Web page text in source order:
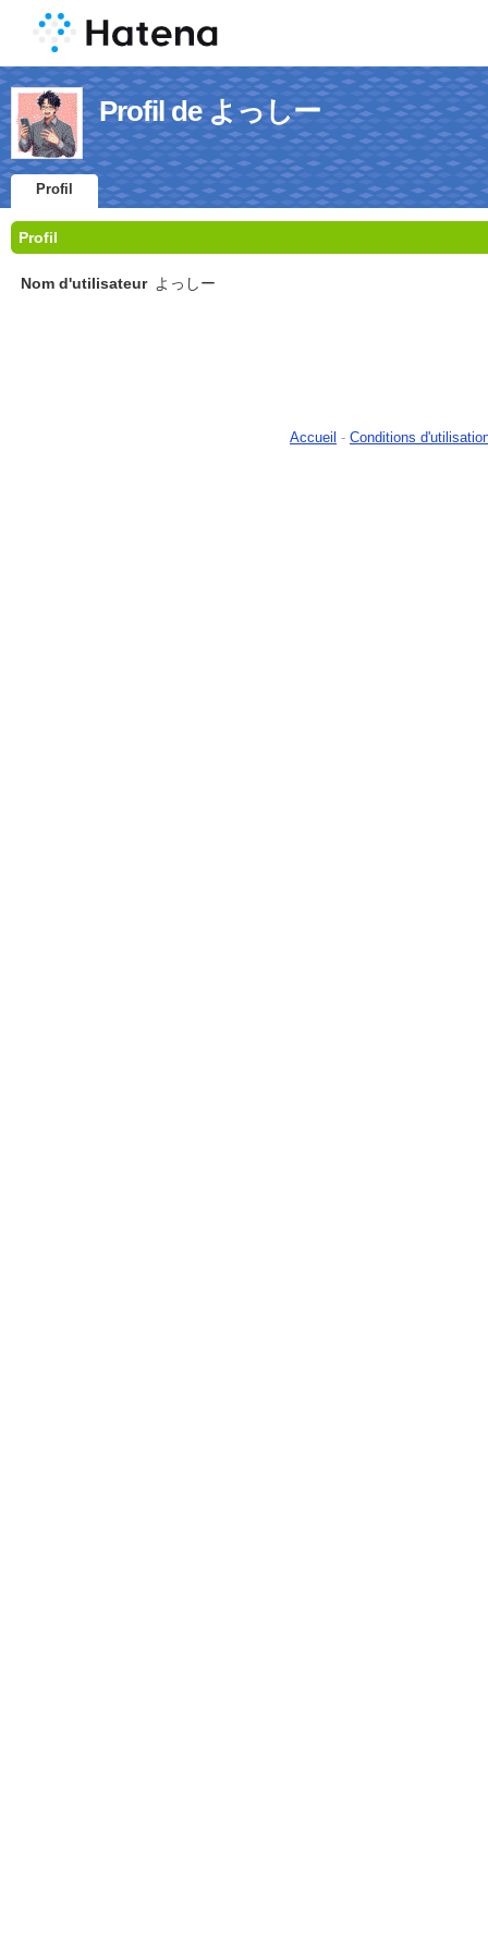
Profil de よっしー
Profil
Profil
Nom d'utilisateur よっしー
Accueil - Conditions